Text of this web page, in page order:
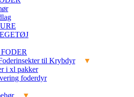
til Krybdyr
i xl pakker
foderdyr